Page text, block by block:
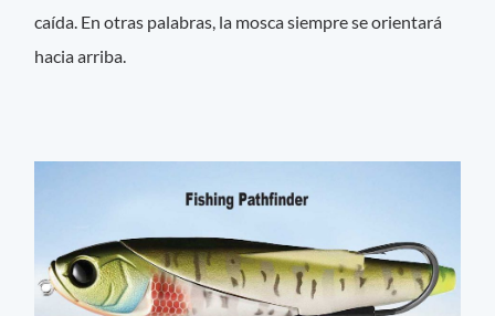
caída. En otras palabras, la mosca siempre se orientará
hacia arriba.